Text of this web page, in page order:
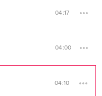
04:17
04:00
04:10